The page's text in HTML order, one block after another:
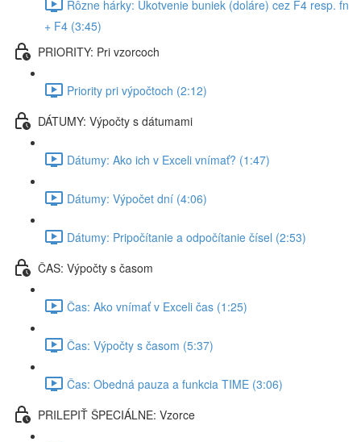
Rôzne hárky: Ukotvenie buniek (doláre) cez F4 resp. fn
+ F4 (3:45)
PRIORITY: Pri vzorcoch
Priority pri výpočtoch (2:12)
DÁTUMY: Výpočty s dátumami
Dátumy: Ako ich v Exceli vnímať? (1:47)
Dátumy: Výpočet dní (4:06)
Dátumy: Pripočítanie a odpočítanie čísel (2:53)
ČAS: Výpočty s časom
Čas: Ako vnímať v Exceli čas (1:25)
Čas: Výpočty s časom (5:37)
Čas: Obedná pauza a funkcia TIME (3:06)
PRILEPIŤ ŠPECIÁLNE: Vzorce